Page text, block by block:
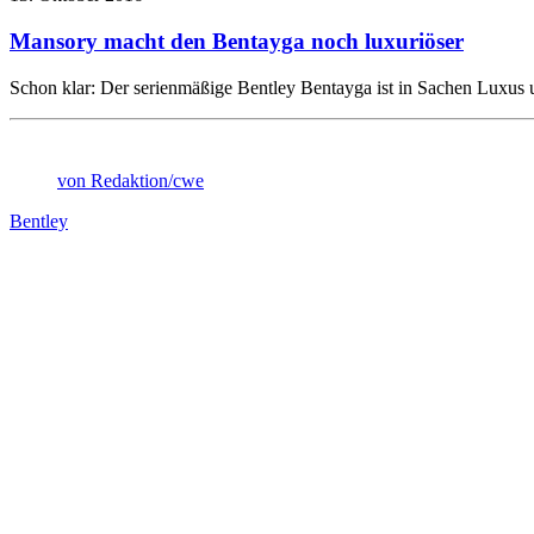
Mansory macht den Bentayga noch luxuriöser
Schon klar: Der serienmäßige Bentley Bentayga ist in Sachen
von Redaktion/cwe
Bentley